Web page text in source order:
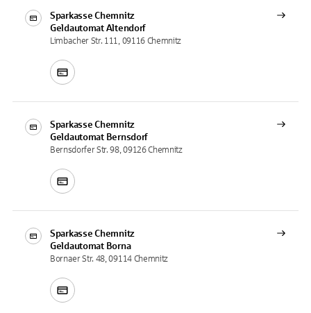
Sparkasse Chemnitz
Geldautomat Altendorf
Limbacher Str. 111, 09116 Chemnitz
Sparkasse Chemnitz
Geldautomat Bernsdorf
Bernsdorfer Str. 98, 09126 Chemnitz
Sparkasse Chemnitz
Geldautomat Borna
Bornaer Str. 48, 09114 Chemnitz